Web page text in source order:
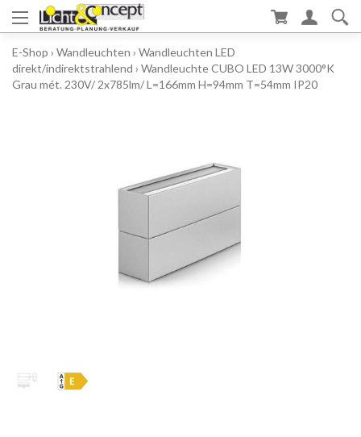
E-Shop › Wandleuchten › Wandleuchten LED
direkt/indirektstrahlend › Wandleuchte CUBO LED 13W 3000°K
Grau mét. 230V/ 2x785lm/ L=166mm H=94mm T=54mm IP20